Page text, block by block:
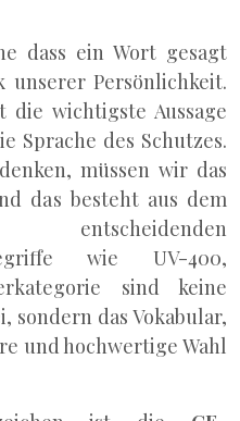
dass ein Wort gesagt
unserer Persönlichkeit.
wichtigste Aussage
Sprache des Schutzes.
müssen wir das
das besteht aus dem
wie UV-400,
sind keine
sondern das Vokabular,
und hochwertige Wahl